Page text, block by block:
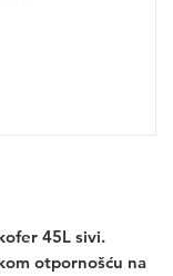
45L sivi.
otpornošću na